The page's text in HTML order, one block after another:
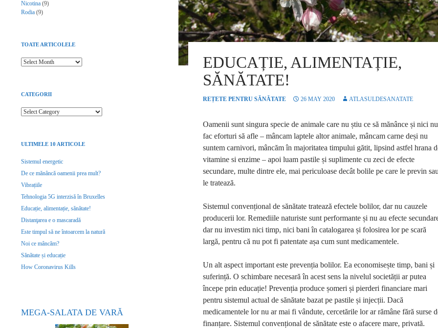
EDUCAȚIE, ALIMENTAȚIE,
SĂNĂTATE!
REȚETE PENTRU SĂNĂTATE 26 MAY 2020 ATLASULDESANATATE
Oamenii sunt singura specie de animale care nu știu ce să mănânce și nici nu
fac eforturi să afle – mâncam laptele altor animale, mâncam carne deși nu
suntem carnivori, mâncăm în majoritatea timpului gătit, lipsind astfel hrana
vitamine si enzime – apoi luam pastile și suplimente cu zeci de efecte
secundare, multe dintre ele, mai periculoase decât bolile pe care le previn
le tratează.
Sistemul convențional de sănătate tratează efectele bolilor, dar nu cauzele
producerii lor. Remediile naturiste sunt performante și nu au efecte
dar nu investim nici timp, nici bani în catalogarea și folosirea lor pe scară
largă, pentru că nu pot fi patentate așa cum sunt medicamentele.
Un alt aspect important este prevenția bolilor. Ea economisește timp, bani și
suferință. O schimbare necesară în acest sens la nivelul societății ar putea
începe prin educație! Prevenția produce șomeri și pierderi financiare mari
pentru sistemul actual de sănătate bazat pe pastile și injecții. Dacă
medicamentele lor nu ar mai fi vândute, cercetările lor ar rămâne fără surse
finanțare. Sistemul convențional de sănătate este o afacere mare, privată.
Nicotina (9)
Rodia (9)
TOATE ARTICOLELE
Toate articolele
CATEGORII
Categorii
ULTIMELE 10 ARTICOLE
Sistemul energetic
De ce mănâncă oamenii prea mult?
Vibrațiile
Tehnologia 5G interzisă în Bruxelles
Educație, alimentație, sănătate!
Distanţarea e o mascaradă
Este timpul să ne întoarcem la natură
Noi ce mâncăm?
Sănătate și educație
How Coronavirus Kills
MEGA-SALATA DE VARĂ